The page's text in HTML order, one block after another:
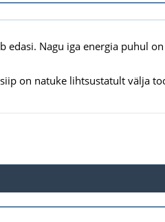
Nagu iga energia puhul
on natuke lihtsustatult välja